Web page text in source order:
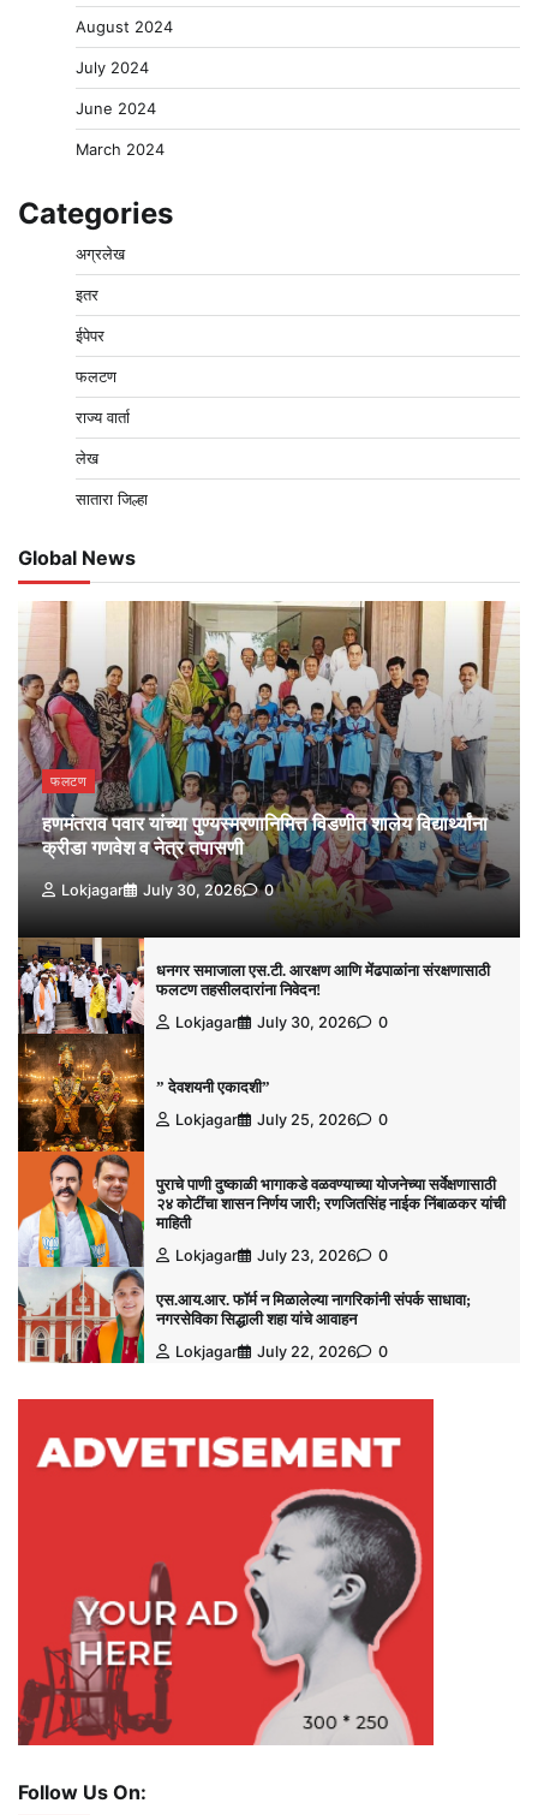
August 2024
July 2024
June 2024
March 2024
Categories
अग्रलेख
इतर
ईपेपर
फलटण
राज्य वार्ता
लेख
सातारा जिल्हा
Global News
फलटण
हणमंतराव पवार यांच्या पुण्यस्मरणानिमित्त विडणीत शालेय विद्यार्थ्यांना
क्रीडा गणवेश व नेत्र तपासणी
Lokjagar July 30, 2026 0
धनगर समाजाला एस.टी. आरक्षण आणि मेंढपाळांना संरक्षणासाठी
फलटण तहसीलदारांना निवेदन!
Lokjagar
July 30, 2026 0
” देवशयनी एकादशी”
Lokjagar
July 25, 2026 0
पुराचे पाणी दुष्काळी भागाकडे वळवण्याच्या योजनेच्या सर्वेक्षणासाठी
२४ कोटींचा शासन निर्णय जारी; रणजितसिंह नाईक निंबाळकर यांची
माहिती
Lokjagar
July 23, 2026 0
एस.आय.आर. फॉर्म न मिळालेल्या नागरिकांनी संपर्क साधावा;
नगरसेविका सिद्धाली शहा यांचे आवाहन
Lokjagar
July 22, 2026 0
Follow Us On: